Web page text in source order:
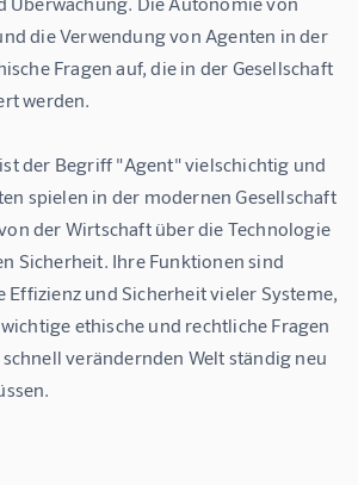
die Verwendung von Agenten in der
Fragen auf, die in der Gesellschaft
werden.
der Begriff "Agent" vielschichtig und
spielen in der modernen Gesellschaft
der Wirtschaft über die Technologie
Sicherheit. Ihre Funktionen sind
und Sicherheit vieler Systeme,
ethische und rechtliche Fragen
verändernden Welt ständig neu